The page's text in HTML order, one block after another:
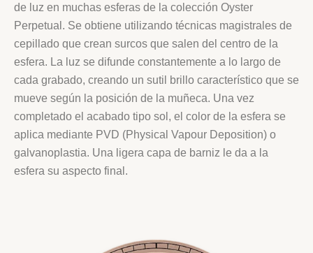
de luz en muchas esferas de la colección Oyster
Perpetual. Se obtiene utilizando técnicas magistrales de
cepillado que crean surcos que salen del centro de la
esfera. La luz se difunde constantemente a lo largo de
cada grabado, creando un sutil brillo característico que se
mueve según la posición de la muñeca. Una vez
completado el acabado tipo sol, el color de la esfera se
aplica mediante PVD (Physical Vapour Deposition) o
galvanoplastia. Una ligera capa de barniz le da a la
esfera su aspecto final.